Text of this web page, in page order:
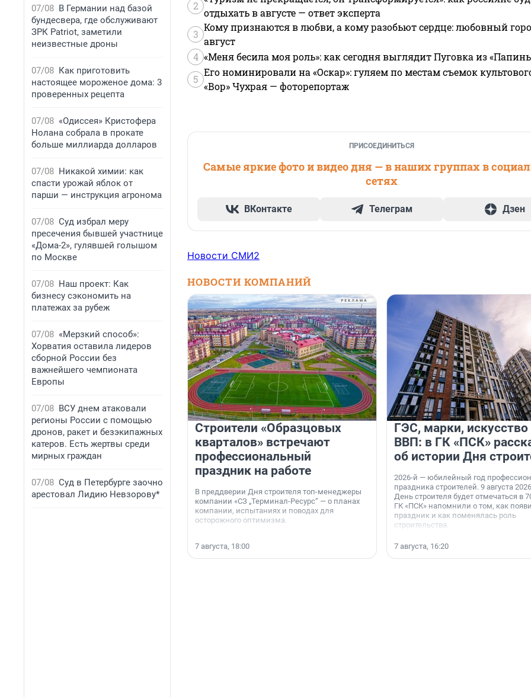
07/08 В Германии над базой
бундесвера, где обслуживают
ЗРК Patriot, заметили
неизвестные дроны
07/08 Как приготовить
настоящее мороженое дома: 3
проверенных рецепта
07/08 «Одиссея» Кристофера
Нолана собрала в прокате
больше миллиарда долларов
07/08 Никакой химии: как
спасти урожай яблок от
парши — инструкция агронома
07/08 Суд избрал меру
пресечения бывшей участнице
«Дома-2», гулявшей голышом
по Москве
07/08 Наш проект: Как
бизнесу сэкономить на
платежах за рубеж
07/08 «Мерзкий способ»:
Хорватия оставила лидеров
сборной России без
важнейшего чемпионата
Европы
07/08 ВСУ днем атаковали
регионы России с помощью
дронов, ракет и безэкипажных
катеров. Есть жертвы среди
мирных граждан
07/08 Суд в Петербурге заочно
арестовал Лидию Невзорову*
2
отдыхать в августе — ответ эксперта
3
Кому признаются в любви, а кому разобьют сердце: любовный
август
4 «Меня бесила моя роль»: как сегодня выглядит Пуговка из
5
Его номинировали на «Оскар»: гуляем по местам съемок
«Вор» Чухрая — фоторепортаж
ПРИСОЕДИНИТЬСЯ
Самые яркие фото и видео дня — в наших группах в
сетях
ВКонтакте Телеграм Дзен
Новости СМИ2
НОВОСТИ КОМПАНИЙ
Строители «Образцовых
кварталов» встречают
профессиональный
праздник на работе
В преддверии Дня строителя топ-менеджеры
компании «СЗ „Терминал-Ресурс“ — о планах
компании, испытаниях и поводах для
осторожного оптимизма.
7 августа, 18:00
ГЭС, марки, искусство
ВВП: в ГК «ПСК»
об истории Дня
2026-й — юбилейный год
праздника строителей. 9 августа
День строителя будет отмечаться в
ГК «ПСК» напомнили о том, как
праздник и как поменялась роль
строительства.
7 августа, 16:20